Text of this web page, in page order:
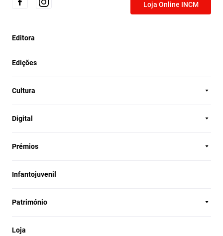
Loja Online INCM
Editora
Edições
Cultura
Digital
Prémios
Infantojuvenil
Património
Loja